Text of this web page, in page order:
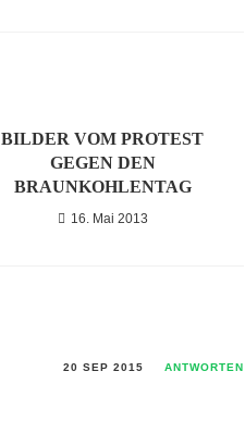
BILDER VOM PROTEST
GEGEN DEN
BRAUNKOHLENTAG
16. Mai 2013
20 SEP 2015 ANTWORTEN